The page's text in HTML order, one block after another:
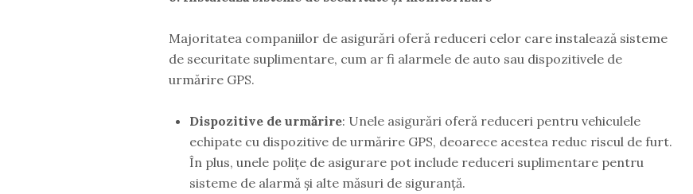
Majoritatea companiilor de asigurări oferă reduceri celor care instalează sisteme
de securitate suplimentare, cum ar fi alarmele de auto sau dispozitivele de
urmărire GPS.
Dispozitive de urmărire: Unele asigurări oferă reduceri pentru vehiculele
echipate cu dispozitive de urmărire GPS, deoarece acestea reduc riscul de furt.
În plus, unele polițe de asigurare pot include reduceri suplimentare pentru
sisteme de alarmă și alte măsuri de siguranță.